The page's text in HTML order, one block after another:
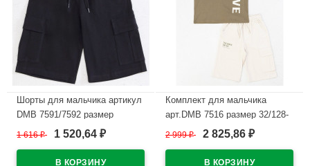
Шорты для мальчика артикул
DMB 7591/7592 размер
34/134-44/164 цвет черный
1 616₽ 1 520,64 ₽
Комплект для мальчика
арт.DMB 7516 размер 32/128-
44/164 (футболка+шорты)
2 999₽ 2 825,86 ₽